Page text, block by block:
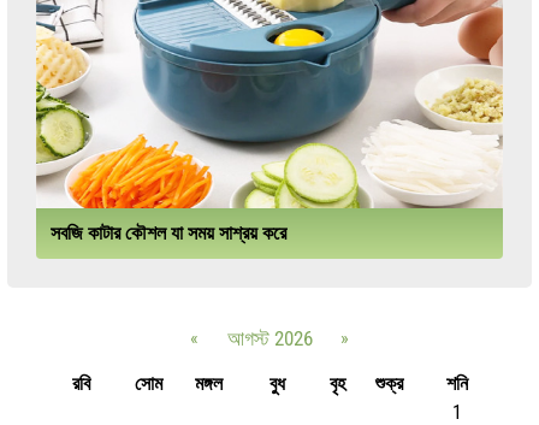
সবজি কাটার কৌশল যা সময় সাশ্রয় করে
« আগস্ট 2026
»
রবি
সোম মঙ্গল বুধ বৃহ শুক্র
শনি
1